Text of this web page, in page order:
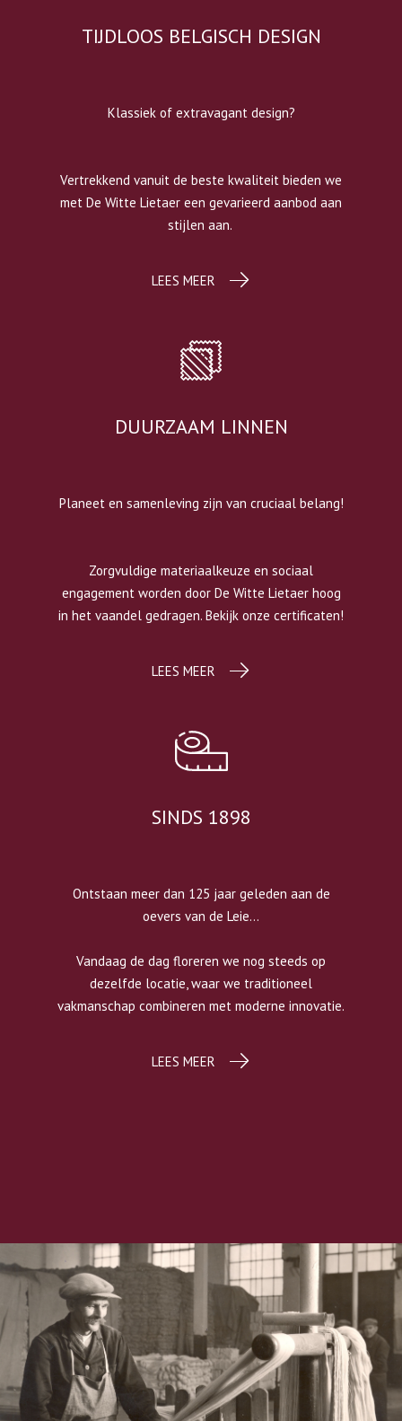
TIJDLOOS BELGISCH DESIGN
Klassiek of extravagant design?
Vertrekkend vanuit de beste kwaliteit bieden we
met De Witte Lietaer een gevarieerd aanbod aan
stijlen aan.
LEES MEER
DUURZAAM LINNEN
Planeet en samenleving zijn van cruciaal belang!
Zorgvuldige materiaalkeuze en sociaal
engagement worden door De Witte Lietaer hoog
in het vaandel gedragen. Bekijk onze certificaten!
LEES MEER
SINDS 1898
Ontstaan meer dan 125 jaar geleden aan de
oevers van de Leie...
Vandaag de dag floreren we nog steeds op
dezelfde locatie, waar we traditioneel
vakmanschap combineren met moderne innovatie.
LEES MEER